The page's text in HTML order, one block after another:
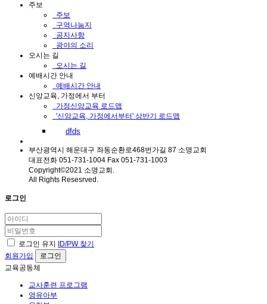
주보
주보
구역나눔지
공지사항
광야의 소리
오시는 길
오시는 길
예배시간 안내
예배시간 안내
신앙교육, 가정에서 부터
가정신앙교육 로드맵
'신앙교육, 가정에서부터' 상반기 로드맵
dfds
부산광역시 해운대구 좌동순환로468번가길 87 소명교회
대표전화 051-731-1004 Fax 051-731-1003
Copyright©2021 소명교회.
All Rights Resesrved.
로그인
로그인 유지
ID/PW 찾기
회원가입
교육공동체
교사훈련 프로그램
영유아부